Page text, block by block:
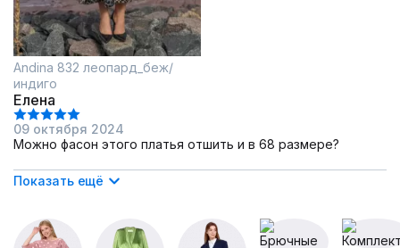
Andina 832 леопард_беж/
индиго
Елена
09 октября 2024
Можно фасон этого платья отшить и в 68 размере?
Показать ещё